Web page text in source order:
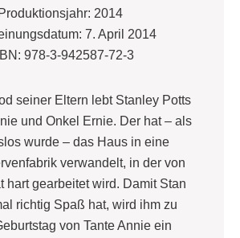
Produktionsjahr: 2014
7. April 2014
978-3-942587-72-3
seiner Eltern lebt Stanley Potts
und Onkel Ernie. Der hat – als
wurde – das Haus in eine
verwandelt, in der von
hart gearbeitet wird. Damit Stan
richtig Spaß hat, wird ihm zu
von Tante Annie ein